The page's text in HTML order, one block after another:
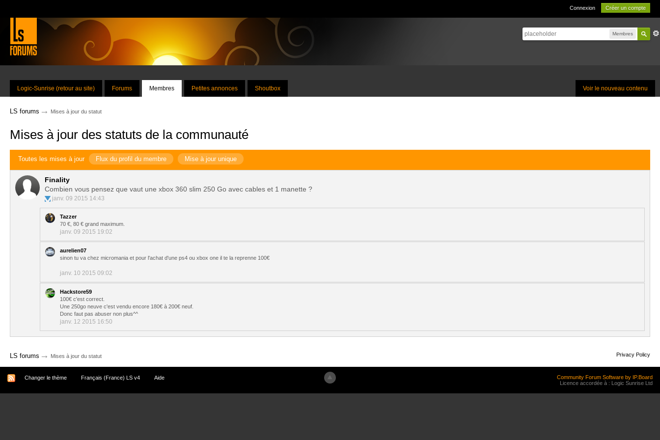
Connexion Créer un compte
Membres
Voir le nouveau contenu
Logic-Sunrise (retour au site) Forums Membres Petites annonces Shoutbox
LS forums → Mises à jour du statut
Mises à jour des statuts de la communauté
Toutes les mises à jour Flux du profil du membre Mise à jour unique
Finality
Combien vous pensez que vaut une xbox 360 slim 250 Go avec cables et 1 manette ?
janv. 09 2015 14:43
Tazzer
70 €, 80 € grand maximum.
janv. 09 2015 19:02
aurelien07
sinon tu va chez micromania et pour l'achat d'une ps4 ou xbox one il te la reprenne 100€
janv. 10 2015 09:02
Hackstore59
100€ c'est correct.
Une 250go neuve c'est vendu encore 180€ à 200€ neuf.
Donc faut pas abuser non plus^^
janv. 12 2015 16:50
LS forums → Mises à jour du statut Privacy Policy
Changer le thème Français (France) LS v4 Aide
Community Forum Software by IP.Board
Licence accordée à : Logic Sunrise Ltd